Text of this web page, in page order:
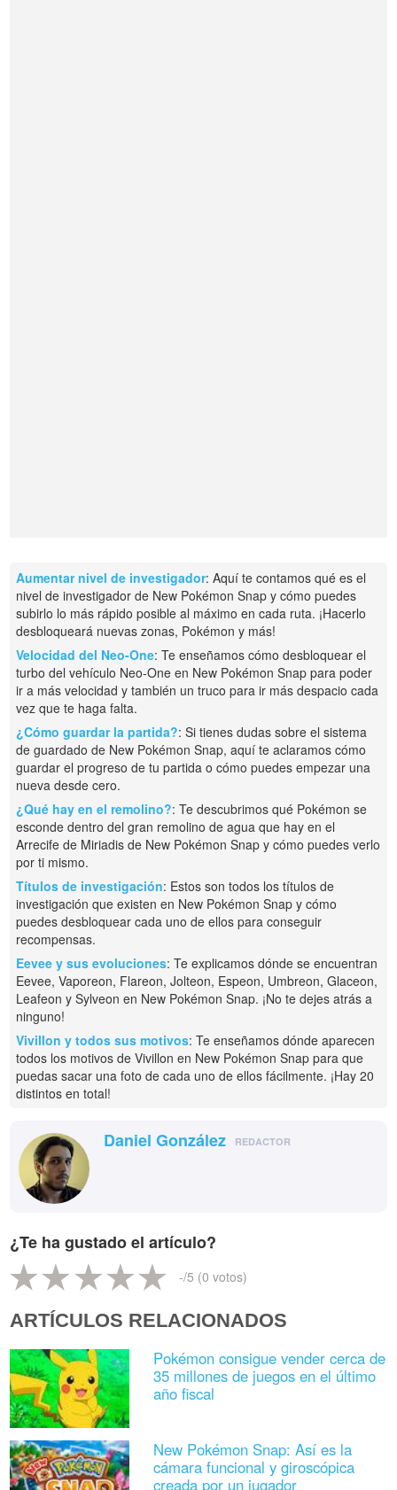
Aumentar nivel de investigador: Aquí te contamos qué es el
nivel de investigador de New Pokémon Snap y cómo puedes
subirlo lo más rápido posible al máximo en cada ruta. ¡Hacerlo
desbloqueará nuevas zonas, Pokémon y más!
Velocidad del Neo-One: Te enseñamos cómo desbloquear el
turbo del vehículo Neo-One en New Pokémon Snap para poder
ir a más velocidad y también un truco para ir más despacio cada
vez que te haga falta.
¿Cómo guardar la partida?: Si tienes dudas sobre el sistema
de guardado de New Pokémon Snap, aquí te aclaramos cómo
guardar el progreso de tu partida o cómo puedes empezar una
nueva desde cero.
¿Qué hay en el remolino?: Te descubrimos qué Pokémon se
esconde dentro del gran remolino de agua que hay en el
Arrecife de Miriadis de New Pokémon Snap y cómo puedes verlo
por ti mismo.
Títulos de investigación: Estos son todos los títulos de
investigación que existen en New Pokémon Snap y cómo
puedes desbloquear cada uno de ellos para conseguir
recompensas.
Eevee y sus evoluciones: Te explicamos dónde se encuentran
Eevee, Vaporeon, Flareon, Jolteon, Espeon, Umbreon, Glaceon,
Leafeon y Sylveon en New Pokémon Snap. ¡No te dejes atrás a
ninguno!
Vivillon y todos sus motivos: Te enseñamos dónde aparecen
todos los motivos de Vivillon en New Pokémon Snap para que
puedas sacar una foto de cada uno de ellos fácilmente. ¡Hay 20
distintos en total!
Daniel González REDACTOR
¿Te ha gustado el artículo?
-/5 (0 votos)
ARTÍCULOS RELACIONADOS
Pokémon consigue vender cerca de
35 millones de juegos en el último
año fiscal
New Pokémon Snap: Así es la
cámara funcional y giroscópica
creada por un jugador